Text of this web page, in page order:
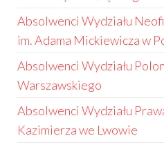
Absolwenci Wydziału
im. Adama Mickiewicza w
Absolwenci Wydziału
Warszawskiego
Absolwenci Wydziału
Kazimierza we Lwowie